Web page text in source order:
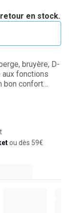
en stock.
bruyère, D-
aux fonctions
bon confort
ou dès 59€